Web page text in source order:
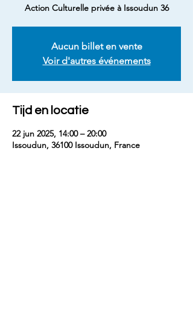
Action Culturelle privée à Issoudun 36
Aucun billet en vente
Voir d'autres événements
Tijd en locatie
22 jun 2025, 14:00 – 20:00
Issoudun, 36100 Issoudun, France